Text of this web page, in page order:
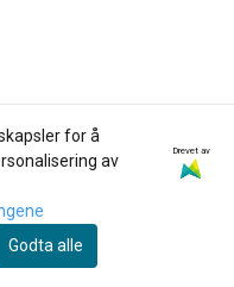
for å
av
Drevet av
Godta alle